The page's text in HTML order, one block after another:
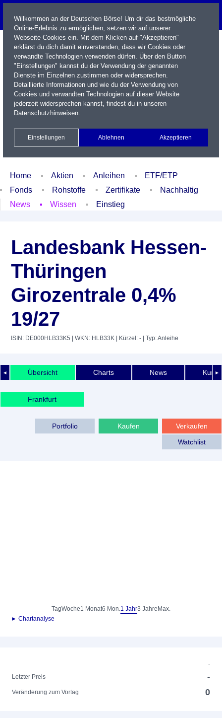
Name / WKN / ISIN / Kürzel
Xetra Realtime
Watchlist Portfolio Login
Home Aktien Anleihen
ETF/ETP
Fonds
Rohstoffe Zertifikate
Nachhaltig
News
Wissen Einstieg
Landesbank Hessen-
Thüringen
Girozentrale 0,4%
19/27
ISIN: DE000HLB33K5 | WKN: HLB33K | Kürzel: - | Typ: Anleihe
◄ ►
Übersicht Charts News
Frankfurt
Verkaufen
Kaufen
Portfolio
Watchlist
TagWoche1 Monat6 Mon.1 Jahr3 Jahre Max.
► Chartanalyse
-
Letzter Preis
-
Veränderung zum Vortag 0
Willkommen an der Deutschen Börse! Um dir das bestmögliche
Online-Erlebnis zu ermöglichen, setzen wir auf unserer
Webseite Cookies ein. Mit dem Klicken auf "Akzeptieren"
erklärst du dich damit einverstanden, dass wir Cookies oder
verwandte Technologien verwenden dürfen. Über den Button
"Einstellungen" kannst du der Verwendung der genannten
Dienste im Einzelnen zustimmen oder widersprechen.
Detaillierte Informationen und wie du der Verwendung von
Cookies und verwandten Technologien auf dieser Website
jederzeit widersprechen kannst, findest du in unseren
Datenschutzhinweisen.
Einstellungen Ablehnen Akzeptieren